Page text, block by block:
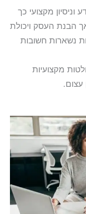
מקצועי כך
הבנת העסק ויכולת
נשארות חשובות
מקצועיות
עצום.